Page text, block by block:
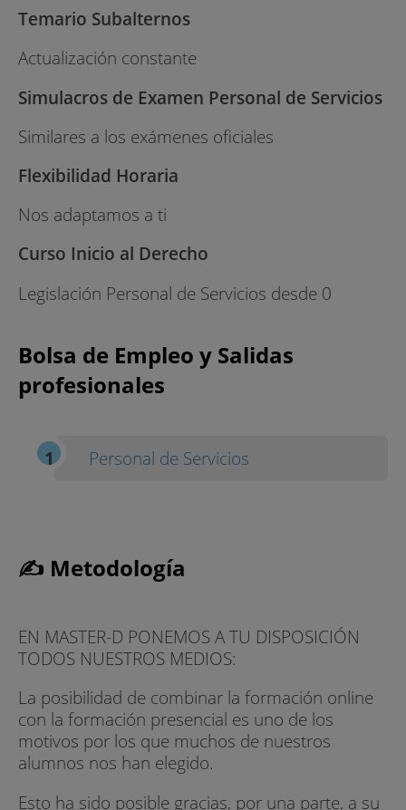
Temario Subalternos
Actualización constante
Simulacros de Examen Personal de Servicios
Similares a los exámenes oficiales
Flexibilidad Horaria
Nos adaptamos a ti
Curso Inicio al Derecho
Legislación Personal de Servicios desde 0
Bolsa de Empleo y Salidas
profesionales
Personal de Servicios
✍ Metodología
EN MASTER-D PONEMOS A TU DISPOSICIÓN
TODOS NUESTROS MEDIOS:
La posibilidad de combinar la formación online
con la formación presencial es uno de los
motivos por los que muchos de nuestros
alumnos nos han elegido.
Esto ha sido posible gracias, por una parte, a su